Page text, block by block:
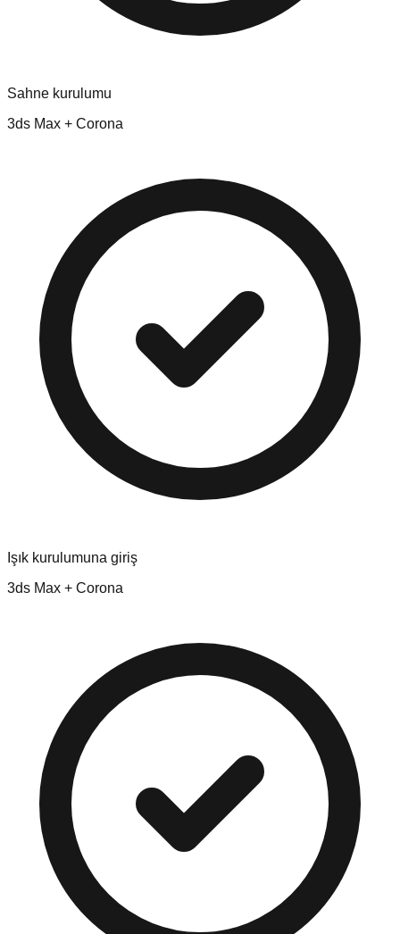
Sahne kurulumu
3ds Max + Corona
Işık kurulumuna giriş
3ds Max + Corona